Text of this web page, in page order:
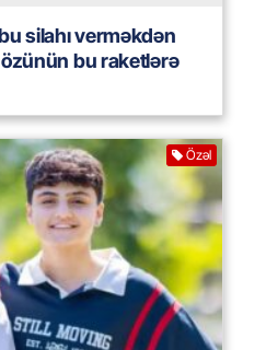
silahı verməkdən
bu raketlərə
Özəl